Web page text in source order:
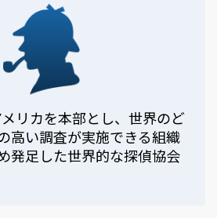
リカを本部とし、世界のど
高い調査が実施できる組織
発足した世界的な探偵協会